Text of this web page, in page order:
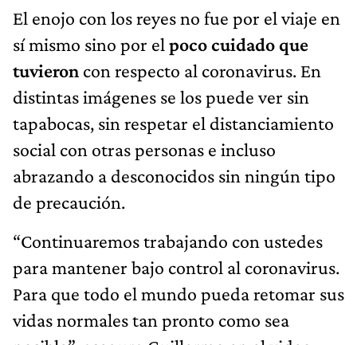
El enojo con los reyes no fue por el viaje en
sí mismo sino por el poco cuidado que
tuvieron con respecto al coronavirus. En
distintas imágenes se los puede ver sin
tapabocas, sin respetar el distanciamiento
social con otras personas e incluso
abrazando a desconocidos sin ningún tipo
de precaución.
“Continuaremos trabajando con ustedes
para mantener bajo control al coronavirus.
Para que todo el mundo pueda retomar sus
vidas normales tan pronto como sea